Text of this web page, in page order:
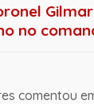
no
comentou